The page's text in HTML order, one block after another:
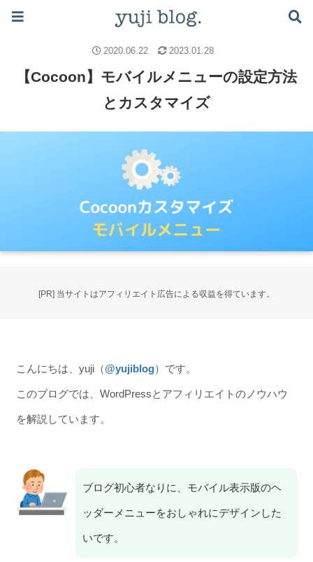
Cocoon
【Cocoon】モバイルメニューの設定方法
とカスタマイズ
2020.06.22 2023.01.28
[PR] 当サイトはアフィリエイト広告による収益を得ています。
こんにちは、yuji（@yujiblog）です。
このブログでは、WordPressとアフィリエイトのノウハウ
を解説しています。
ブログ初心者なりに、モバイル表示版のヘ
ッダーメニューをおしゃれにデザインした
いです。